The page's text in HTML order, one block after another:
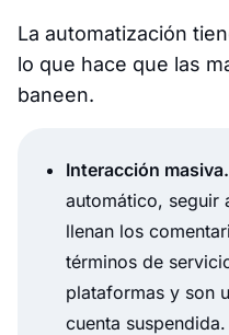
La automatización
lo que hace que las
baneen.
Interacción masiva.
automático, seguir
llenan los
términos de
plataformas y son
cuenta